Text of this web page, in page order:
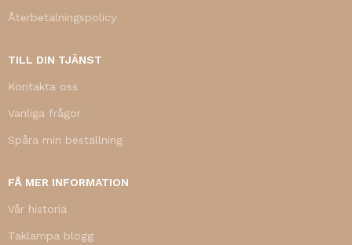
Återbetalningspolicy
TILL DIN TJÄNST
Kontakta oss
Vanliga frågor
Spåra min beställning
FÅ MER INFORMATION
Vår historia
Taklampa blogg